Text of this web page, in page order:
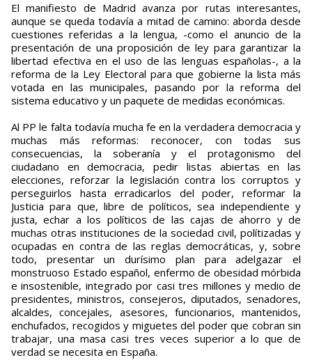
El manifiesto de Madrid avanza por rutas interesantes,
aunque se queda todavía a mitad de camino: aborda desde
cuestiones referidas a la lengua, -como el anuncio de la
presentación de una proposición de ley para garantizar la
libertad efectiva en el uso de las lenguas españolas-, a la
reforma de la Ley Electoral para que gobierne la lista más
votada en las municipales, pasando por la reforma del
sistema educativo y un paquete de medidas económicas.
Al PP le falta todavía mucha fe en la verdadera democracia y
muchas más reformas: reconocer, con todas sus
consecuencias, la soberanía y el protagonismo del
ciudadano en democracia, pedir listas abiertas en las
elecciones, reforzar la legislación contra los corruptos y
perseguirlos hasta erradicarlos del poder, reformar la
Justicia para que, libre de políticos, sea independiente y
justa, echar a los políticos de las cajas de ahorro y de
muchas otras instituciones de la sociedad civil, polítizadas y
ocupadas en contra de las reglas democráticas, y, sobre
todo, presentar un durísimo plan para adelgazar el
monstruoso Estado español, enfermo de obesidad mórbida
e insostenible, integrado por casi tres millones y medio de
presidentes, ministros, consejeros, diputados, senadores,
alcaldes, concejales, asesores, funcionarios, mantenidos,
enchufados, recogidos y miguetes del poder que cobran sin
trabajar, una masa casi tres veces superior a lo que de
verdad se necesita en España.